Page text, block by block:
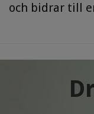
och bidrar till